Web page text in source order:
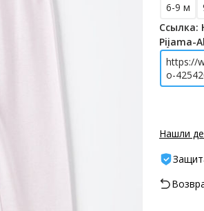
6-9 м
Ссылка:
Pijama-
https://
o-
Нашли